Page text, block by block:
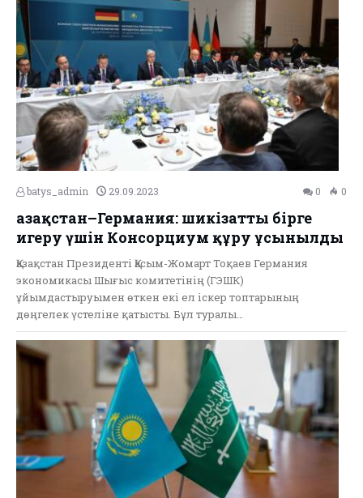
batys_admin 29.09.2023 0 0
Қазақстан–Германия: шикізатты бірге
игеру үшін Консорциум құру ұсынылды
Қазақстан Президенті Қасым-Жомарт Тоқаев Германия
экономикасы Шығыс комитетінің (ГЭШК)
ұйымдастыруымен өткен екі ел іскер топтарының
дөңгелек үстеліне қатысты. Бұл туралы…